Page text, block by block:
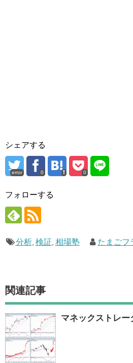
シェアする
error 0 0
フォローする
分析, 検証 相場塾 たまごフ
関連記事
マネックストレー